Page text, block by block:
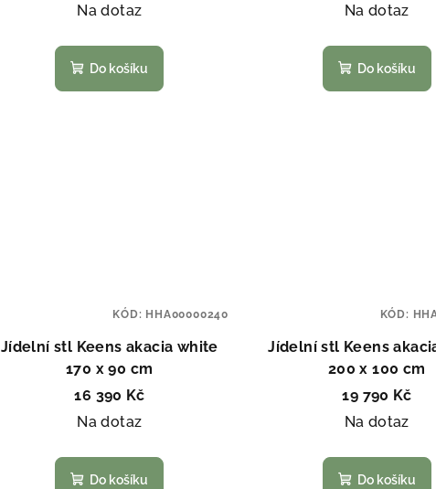
Na dotaz
Do košíku
Na dotaz
Do košíku
Jídelní stl Keens akacia white
170 x 90 cm
16 390 Kč
Na dotaz
Do košíku
KÓD: HHA00000240
Jídelní stl Keens
200 x 100 cm
19 790 Kč
Na dotaz
Do košíku
KÓD: